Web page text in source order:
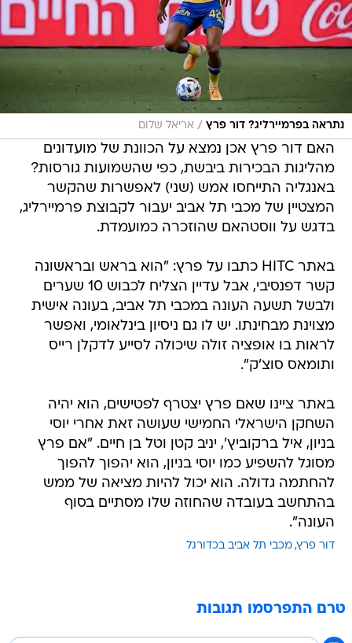
נתראה בפרמיירליג? דור פרץ / אריאל שלום
האם דור פרץ אכן נמצא על הכוונת של מועדונים
מהליגות הבכירות ביבשת, כפי שהשמועות גורסות?
באנגליה התייחסו אמש (שני) לאפשרות שהקשר
המצטיין של מכבי תל אביב יעבור לקבוצת פרמיירליג,
בדגש על ווסטהאם שהוזכרה כמועמדת.
באתר HITC כתבו על פרץ: "הוא בראש ובראשונה
קשר דפנסיבי, אבל עדיין הצליח לכבוש 10 שערים
ולבשל תשעה העונה במכבי תל אביב, בעונה אישית
מצוינת מבחינתו. יש לו גם ניסיון בינלאומי, ואפשר
לראות בו אופציה זולה שיכולה לסייע לדקלן רייס
ותומאס סוצ'ק".
באתר ציינו שאם פרץ יצטרף לפטישים, הוא יהיה
השחקן הישראלי החמישי שעושה זאת אחרי יוסי
בניון, איל ברקוביץ', יניב קטן וטל בן חיים. "אם פרץ
מסוגל להשפיע כמו יוסי בניון, הוא יהפוך להפוך
להחתמה גדולה. הוא יכול להיות מציאה של ממש
בהתחשב בעובדה שהחוזה שלו מסתיים בסוף
העונה".
דור פרץ מכבי תל אביב בכדורגל
טרם התפרסמו תגובות